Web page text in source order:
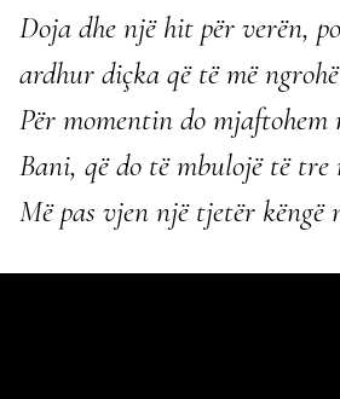
Doja dhe një hit për verën,
ardhur diçka që të më
Për momentin do mjaftohem
Bani, që do të mbulojë të tre
Më pas vjen një tjetër këngë